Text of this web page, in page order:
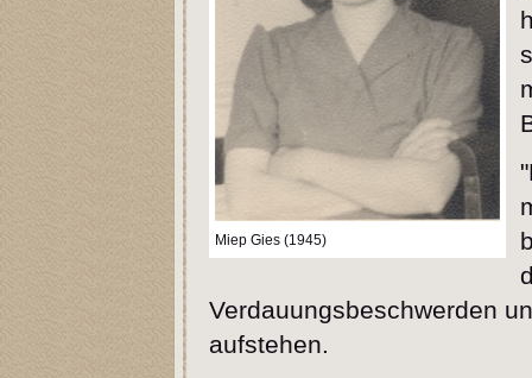
Miep Gies (1945)
Verdauungsbeschwerden
aufstehen.